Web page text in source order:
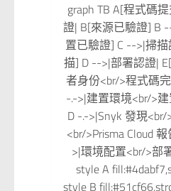
graph TB A[程式碼
證| B[來源已驗證] B
置已驗證] C -->|掃
描] D -->|部署認證|
者身份<br/>程式碼
-.->|建置環境<br/>
D -.->|Snyk 發現<br/
<br/>Prisma Cloud
>|環境配置<br/>部
style A
style B